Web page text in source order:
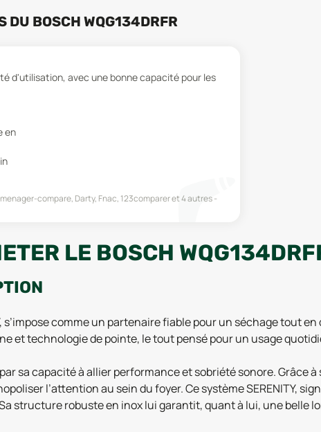
DU BOSCH WQG134DRFR
d'utilisation, avec une bonne capacité pour les
en
compare, Darty, Fnac, 123compareret 4 autres
LE BOSCH
s’impose comme un partenaire fiable pour un séchage tout
et technologie de pointe, le tout pensé pour un usage
sa capacité à allier performance et sobriété sonore. Grâce
l’attention au sein du foyer. Ce système SERENITY,
structure robuste en inox lui garantit, quant à lui, une belle